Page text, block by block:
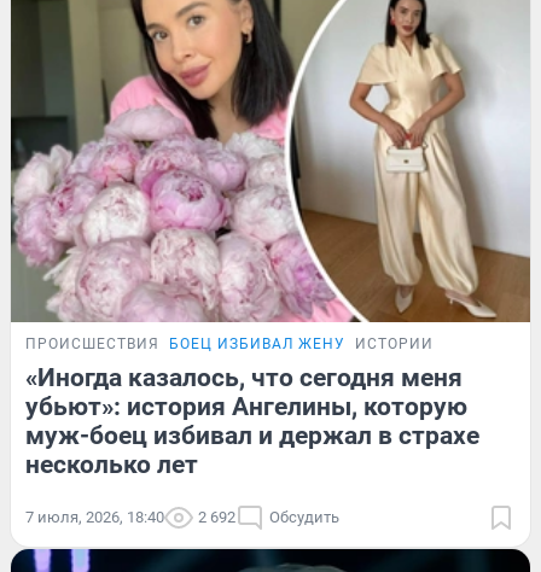
ПРОИСШЕСТВИЯ БОЕЦ ИЗБИВАЛ ЖЕНУ ИСТОРИИ
«Иногда казалось, что сегодня меня
убьют»: история Ангелины, которую
муж-боец избивал и держал в страхе
несколько лет
7 июля, 2026, 18:40 2 692 Обсудить